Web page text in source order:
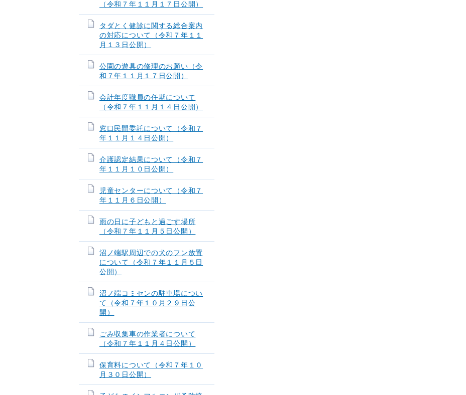
（令和７年１１月１７日公開）
タダとく健診に関する総合案内
の対応について（令和７年１１
月１３日公開）
公園の遊具の修理のお願い（令
和７年１１月１７日公開）
会計年度職員の任期について
（令和７年１１月１４日公開）
窓口民間委託について（令和７
年１１月１４日公開）
介護認定結果について（令和７
年１１月１０日公開）
児童センターについて（令和７
年１１月６日公開）
雨の日に子どもと過ごす場所
（令和７年１１月５日公開）
沼ノ端駅周辺での犬のフン放置
について（令和７年１１月５日
公開）
沼ノ端コミセンの駐車場につい
て（令和７年１０月２９日公
開）
ごみ収集車の作業者について
（令和７年１１月４日公開）
保育料について（令和７年１０
月３０日公開）